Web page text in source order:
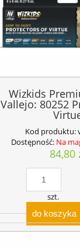
Wizkids
Vallejo: 80252
Kod produktu:
Dostępność: Na
84,80
szt.
do koszyka